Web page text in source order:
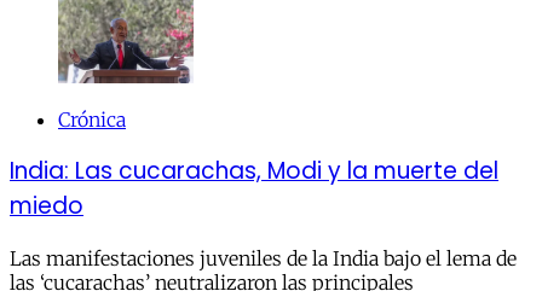
Crónica
India: Las cucarachas, Modi y la muerte del
miedo
Las manifestaciones juveniles de la India bajo el lema de
las ‘cucarachas’ neutralizaron las principales